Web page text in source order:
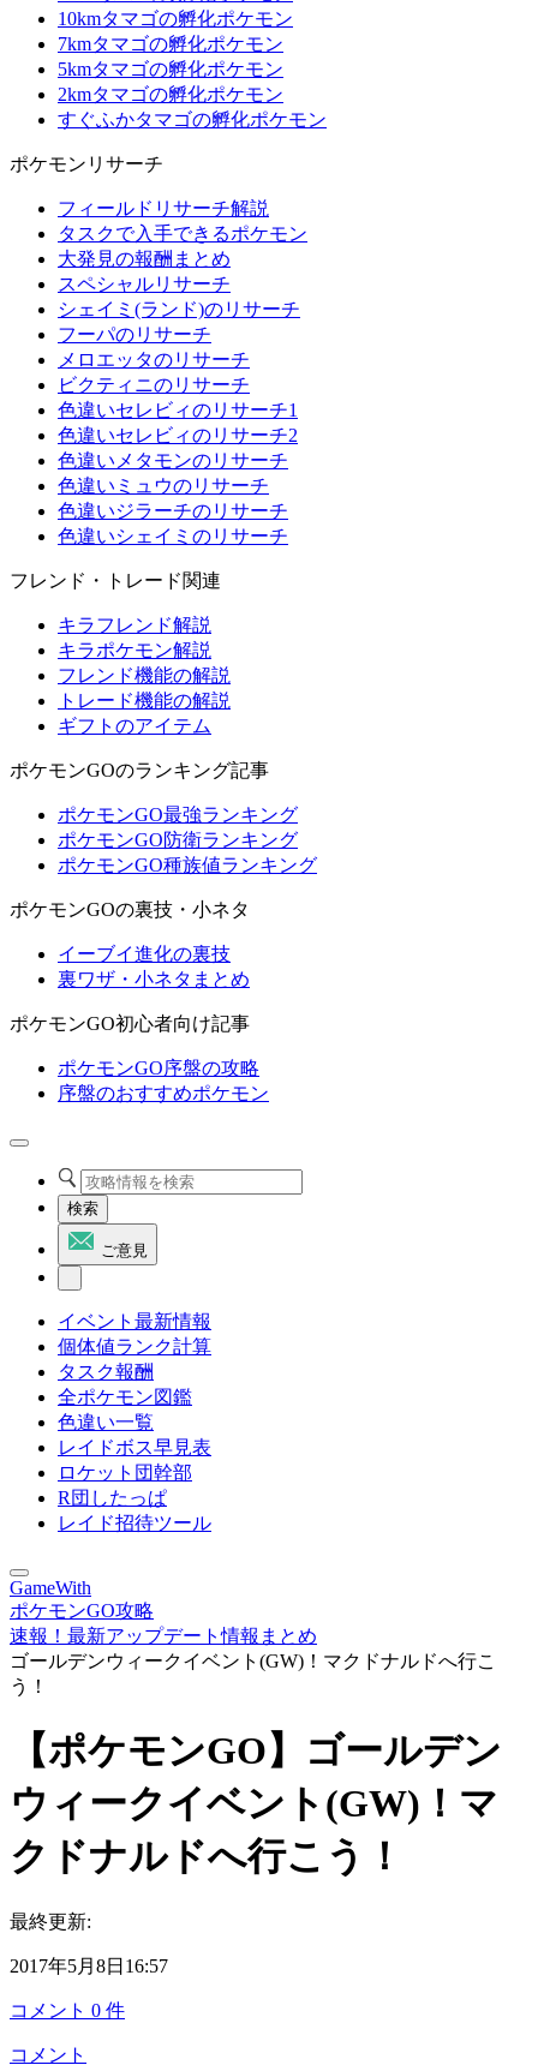
10kmタマゴの孵化ポケモン
7kmタマゴの孵化ポケモン
5kmタマゴの孵化ポケモン
2kmタマゴの孵化ポケモン
すぐふかタマゴの孵化ポケモン
ポケモンリサーチ
フィールドリサーチ解説
タスクで入手できるポケモン
大発見の報酬まとめ
スペシャルリサーチ
シェイミ(ランド)のリサーチ
フーパのリサーチ
メロエッタのリサーチ
ビクティニのリサーチ
色違いセレビィのリサーチ1
色違いセレビィのリサーチ2
色違いメタモンのリサーチ
色違いミュウのリサーチ
色違いジラーチのリサーチ
色違いシェイミのリサーチ
フレンド・トレード関連
キラフレンド解説
キラポケモン解説
フレンド機能の解説
トレード機能の解説
ギフトのアイテム
ポケモンGOのランキング記事
ポケモンGO最強ランキング
ポケモンGO防衛ランキング
ポケモンGO種族値ランキング
ポケモンGOの裏技・小ネタ
イーブイ進化の裏技
裏ワザ・小ネタまとめ
ポケモンGO初心者向け記事
ポケモンGO序盤の攻略
序盤のおすすめポケモン
検索
ご意見
イベント最新情報
個体値ランク計算
タスク報酬
全ポケモン図鑑
色違い一覧
レイドボス早見表
ロケット団幹部
R団したっぱ
レイド招待ツール
GameWith
ポケモンGO攻略
速報！最新アップデート情報まとめ
ゴールデンウィークイベント(GW)！マクドナルドへ行こ
う！
【ポケモンGO】ゴールデン
ウィークイベント(GW)！マ
クドナルドへ行こう！
最終更新:
2017年5月8日16:57
コメント 0 件
コメント